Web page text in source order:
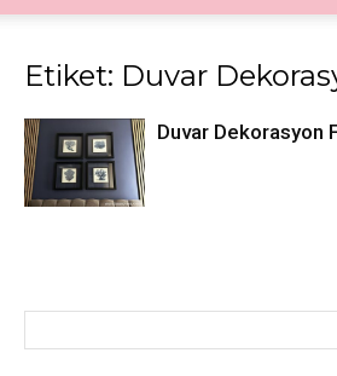
Etiket: Duvar
Duvar Dekorasyon